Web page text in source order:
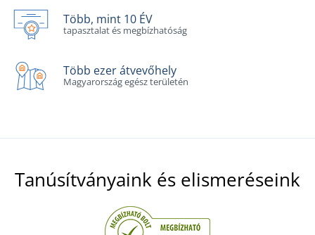
Több, mint 10 ÉV
tapasztalat és megbízhatóság
Több ezer átvevőhely
Magyarország egész területén
Tanúsítványaink és elismeréseink